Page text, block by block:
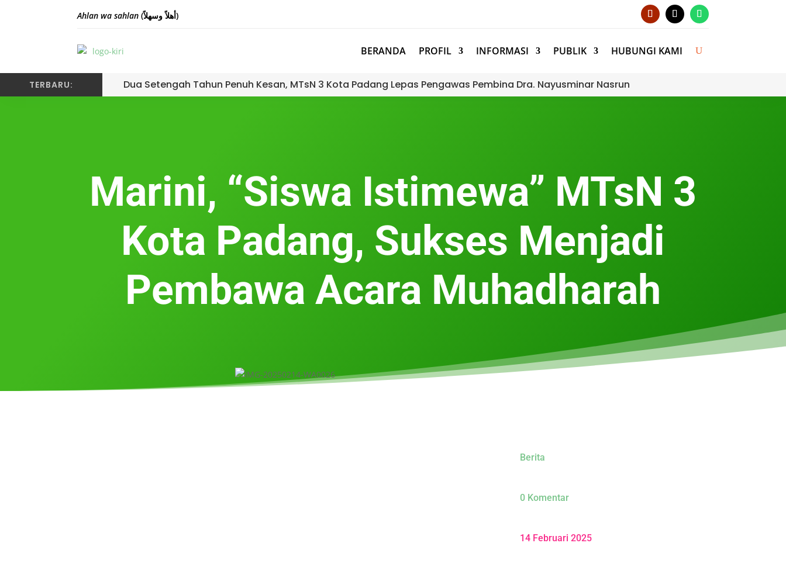
Ahlan wa sahlan (أهلاً وسهلاً)
BERANDA PROFIL INFORMASI PUBLIK HUBUNGI KAMI
TERBARU: Dua Setengah Tahun Penuh Kesan, MTsN 3 Kota Padang Lepas Pengawas Pembina Dra. Nayusminar Nasrun
Marini, “Siswa Istimewa” MTsN 3
Kota Padang, Sukses Menjadi
Pembawa Acara Muhadharah
Berita
0 Komentar
14 Februari 2025